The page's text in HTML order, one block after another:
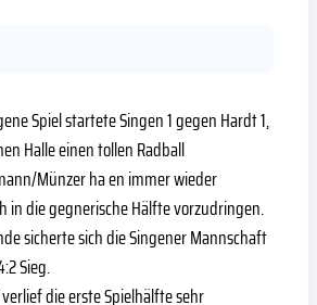
Spiel startete Singen 1 gegen Hardt 1,
Halle einen tollen Radball
Münzer ha en immer wieder
in die gegnerische Hälfte vorzudringen.
sicherte sich die Singener Mannschaft
Sieg.
die erste Spielhälfte sehr